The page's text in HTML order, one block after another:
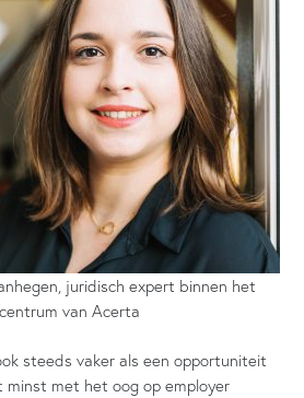
juridisch expert binnen het
van Acerta
steeds vaker als een opportuniteit
met het oog op employer